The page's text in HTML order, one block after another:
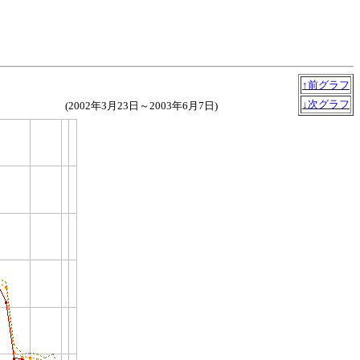
↑前グラフ
↓次グラフ
(2002年3月23日～2003年6月7日)